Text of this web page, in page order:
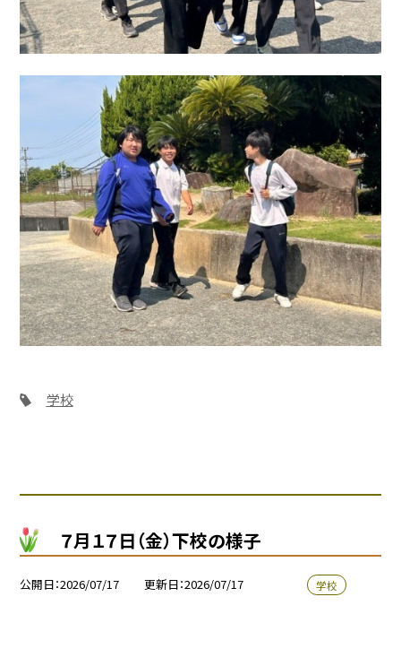
学校
７月１７日（金）下校の様子
公開日 2026/07/17 更新日 2026/07/17 学校